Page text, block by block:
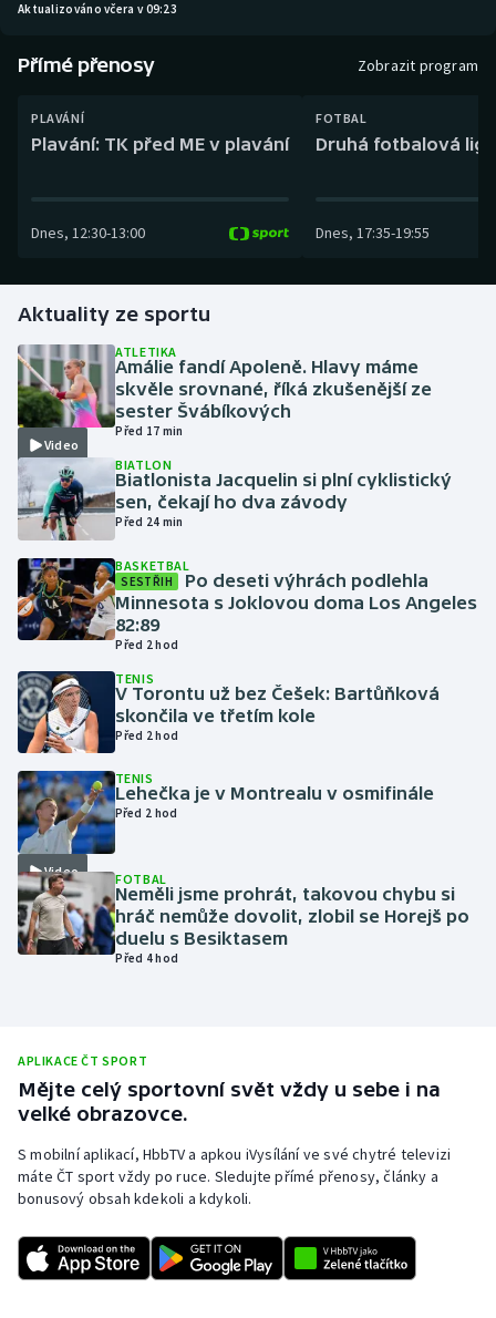
Dostihy
Florbal
Golf
Gymnastika
Házená
Jezdectví
Judo
Krasobruslení
Lezení
Lyže a snowboard
Motorsport
Olympijské hry
Parasport
Plavání
Plážový volejbal
Rychlostní kanoistika
Sportovní střelba
Stolní tenis
Aktualizováno včera v 09:23
Přímé přenosy Zobrazit program
PLAVÁNÍ
Plavání: TK před ME v plavání
Dnes, 12:30-13:00
FOTBAL
Druhá fotbalová
Dnes, 17:35-19:55
Aktuality ze sportu
Video
ATLETIKA
Amálie fandí Apoleně. Hlavy máme
skvěle srovnané, říká zkušenější ze
sester Švábíkových
Před 17 min
BIATLON
Biatlonista Jacquelin si plní cyklistický
sen, čekají ho dva závody
Před 24 min
BASKETBAL
SESTŘIH
Po deseti výhrách podlehla
Minnesota s Joklovou doma Los Angeles
82:89
Před 2 hod
TENIS
V Torontu už bez Češek: Bartůňková
skončila ve třetím kole
Před 2 hod
Video
TENIS
Lehečka je v Montrealu v osmifinále
Před 2 hod
FOTBAL
Neměli jsme prohrát, takovou chybu si
hráč nemůže dovolit, zlobil se Horejš po
duelu s Besiktasem
Před 4 hod
APLIKACE ČT SPORT
Mějte celý sportovní svět vždy u sebe i na
velké obrazovce.
S mobilní aplikací, HbbTV a apkou iVysílání ve své chytré televizi
máte ČT sport vždy po ruce. Sledujte přímé přenosy, články a
bonusový obsah kdekoli a kdykoli.